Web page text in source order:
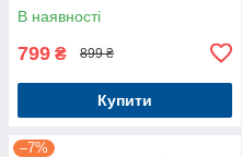
В наявності
799 ₴ 899 ₴
Купити
–7%